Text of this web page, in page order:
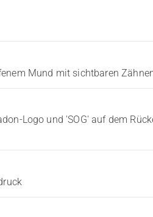
Mund mit sichtbaren
Logo und 'SOG' auf dem